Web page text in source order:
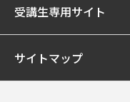
受講生専用サイト
サイトマップ